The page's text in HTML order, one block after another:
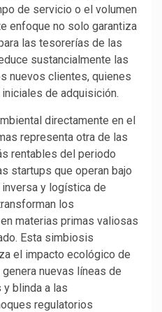
de servicio o el volumen
enfoque no solo garantiza
las tesorerías de las
sustancialmente las
nuevos clientes, quienes
de adquisición.
directamente en el
representa otra de las
rentables del periodo
startups que operan bajo
y logística de
los
materias primas valiosas
Esta simbiosis
el impacto ecológico de
nuevas líneas de
blinda a las
regulatorios